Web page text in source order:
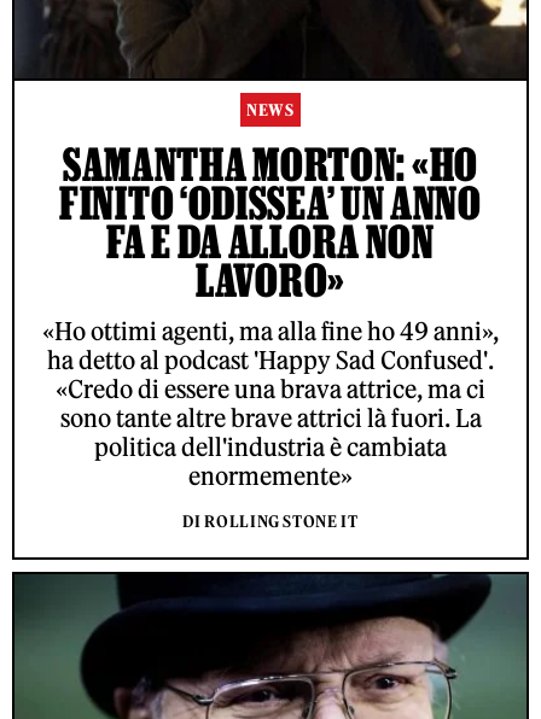
NEWS
SAMANTHA MORTON: «HO
FINITO ‘ODISSEA’ UN ANNO
FA E DA ALLORA NON
LAVORO»
«Ho ottimi agenti, ma alla fine ho 49 anni»,
ha detto al podcast 'Happy Sad Confused'.
«Credo di essere una brava attrice, ma ci
sono tante altre brave attrici là fuori. La
politica dell'industria è cambiata
enormemente»
DI ROLLING STONE IT